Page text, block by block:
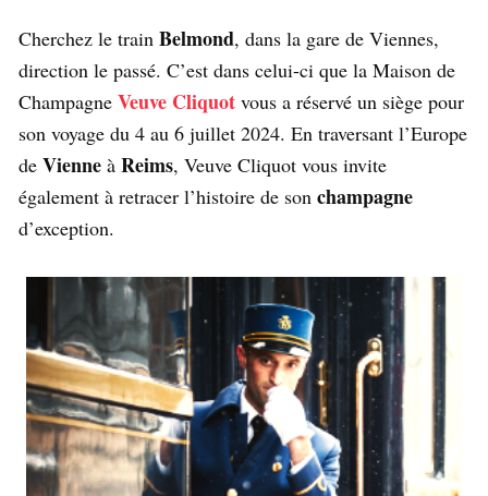
Cherchez le train Belmond, dans la gare de Viennes,
direction le passé. C’est dans celui-ci que la Maison de
Champagne Veuve Cliquot vous a réservé un siège pour
son voyage du 4 au 6 juillet 2024. En traversant l’Europe
de Vienne à Reims, Veuve Cliquot vous invite
également à retracer l’histoire de son champagne
d’exception.